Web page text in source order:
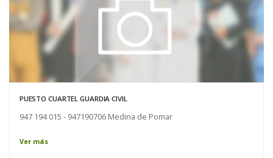
PUESTO CUARTEL GUARDIA CIVIL
947 194 015 - 947190706 Medina de Pomar
Ver más